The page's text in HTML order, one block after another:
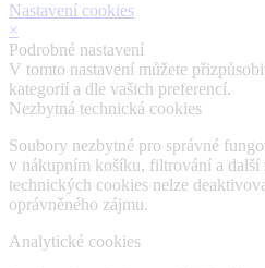
Nastavení cookies
×
Podrobné nastavení
V tomto nastavení můžete
kategorií a dle vašich preferencí.
Nezbytná technická cookies
Soubory nezbytné pro správné
v nákupním košíku, filtrování a
technických cookies nelze
oprávněného zájmu.
Analytické cookies